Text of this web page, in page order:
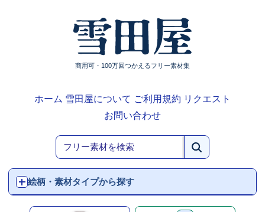
商用可・100万回つかえるフリー素材集
ホーム 雪田屋について ご利用規約 リクエスト
お問い合わせ
絵柄・素材タイプから探す